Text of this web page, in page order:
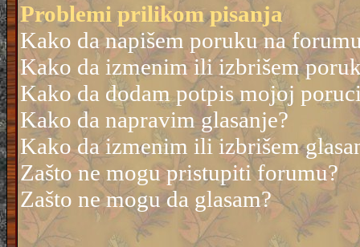
Problemi prilikom pisanja
Kako da napišem poruku na
Kako da izmenim ili izbrišem
Kako da dodam potpis mojoj
Kako da napravim glasanje?
Kako da izmenim ili izbrišem
Zašto ne mogu pristupiti forumu?
Zašto ne mogu da glasam?